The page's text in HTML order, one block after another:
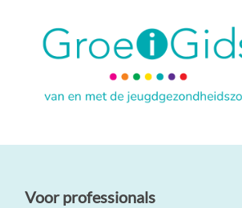
Voor professionals